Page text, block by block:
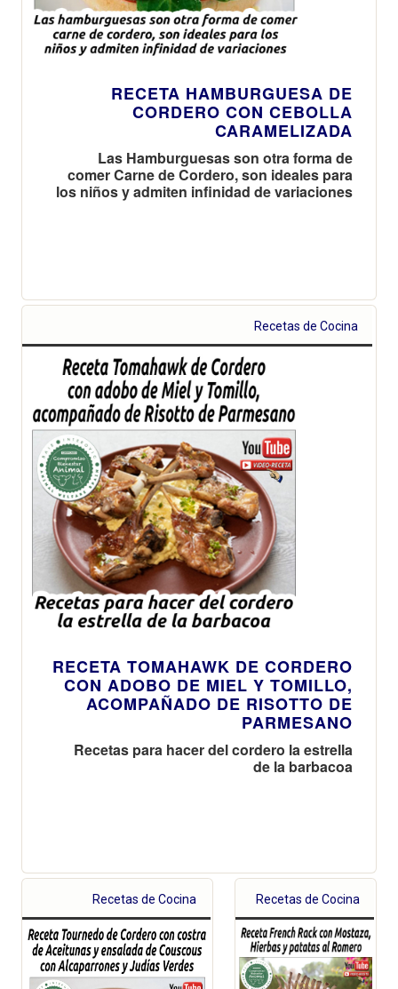
RECETA HAMBURGUESA DE
CORDERO CON CEBOLLA
CARAMELIZADA
Las Hamburguesas son otra forma de
comer Carne de Cordero, son ideales para
los niños y admiten infinidad de variaciones
Recetas de Cocina
RECETA TOMAHAWK DE CORDERO
CON ADOBO DE MIEL Y TOMILLO,
ACOMPAÑADO DE RISOTTO DE
PARMESANO
Recetas para hacer del cordero la estrella
de la barbacoa
Recetas de Cocina Recetas de Cocina